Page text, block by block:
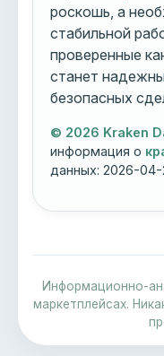
роскошь, а
стабильной
проверенные
станет
безопасных
© 2026 Kraken
информация о
данных:2026-04-
Информационно-
маркетплейсах.